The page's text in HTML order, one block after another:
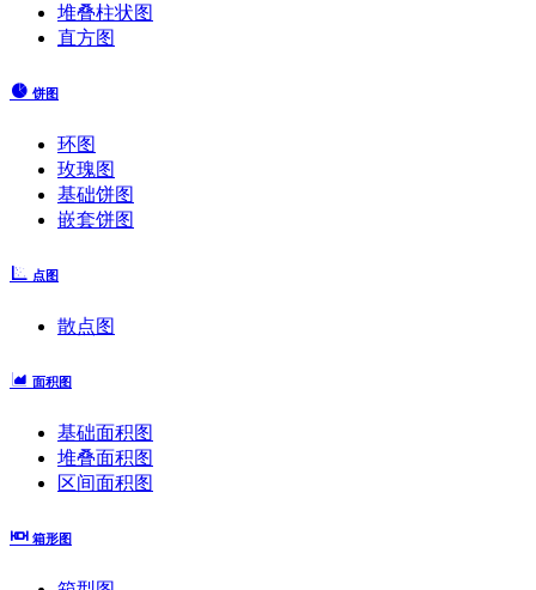
堆叠柱状图
直方图
饼图
环图
玫瑰图
基础饼图
嵌套饼图
点图
散点图
面积图
基础面积图
堆叠面积图
区间面积图
箱形图